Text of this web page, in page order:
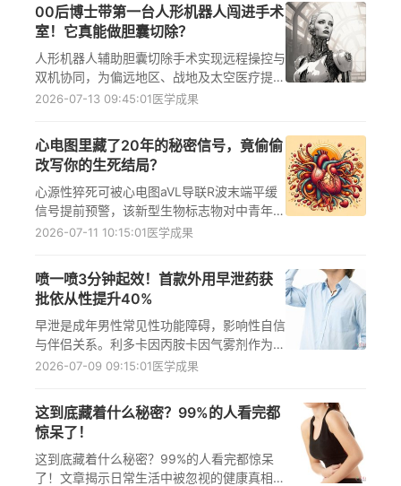
00后博士带第一台人形机器人闯进手术
室！它真能做胆囊切除？
人形机器人辅助胆囊切除手术实现远程操控与
双机协同，为偏远地区、战地及太空医疗提供
新方案。胆囊切除、远程手术、人形机器人技
2026-07-13 09:45:01医学成果
心电图里藏了20年的秘密信号，竟偷偷
改写你的生死结局？
心源性猝死可被心电图aVL导联R波末端平缓
信号提前预警，该新型生物标志物对中青年隐
匿高危人群识别率达86.1%，显著提升猝死预
2026-07-11 10:15:01医学成果
喷一喷3分钟起效！首款外用早泄药获
批依从性提升40%
早泄是成年男性常见性功能障碍，影响性自信
与伴侣关系。利多卡因丙胺卡因气雾剂作为首
款外用早泄药，3分钟起效、安全性高，显著
2026-07-09 09:15:01医学成果
这到底藏着什么秘密？99%的人看完都
惊呆了！
这到底藏着什么秘密？99%的人看完都惊呆
了！文章揭示日常生活中被忽视的健康真相，